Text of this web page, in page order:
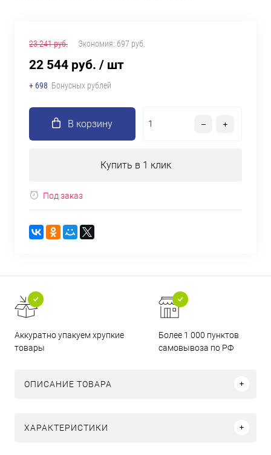
23 241 руб. Экономия: 697 руб.
22 544 руб. / шт
+ 698 Бонусных рублей
В корзину
Купить в 1 клик
Под заказ
Аккуратно упакуем хрупкие
товары
Более 1 000 пунктов
самовывоза по РФ
ОПИСАНИЕ ТОВАРА
ХАРАКТЕРИСТИКИ